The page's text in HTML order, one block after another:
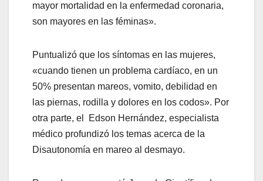
mayor mortalidad en la enfermedad coronaria,
son mayores en las féminas».
Puntualizó que los síntomas en las mujeres,
«cuando tienen un problema cardíaco, en un
50% presentan mareos, vomito, debilidad en
las piernas, rodilla y dolores en los codos». Por
otra parte, el Edson Hernández, especialista
médico profundizó los temas acerca de la
Disautonomía en mareo al desmayo.